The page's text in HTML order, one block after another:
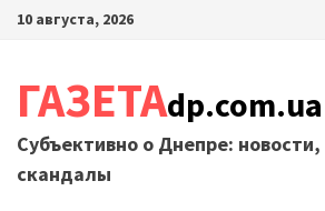
Перейти
10 августа, 2026
ГАЗЕТАdp.com.ua
Субъективно о Днепре:
скандалы